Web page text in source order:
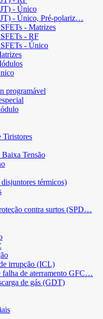
- Único
- Único, Pré-polariz…
- Matrizes
- RF
- Único
programável
Tiristores
Tensão
térmicos)
contra surtos (SPD…
irrupção (ICL)
falha de aterramento GFC…
de gás (GDT)